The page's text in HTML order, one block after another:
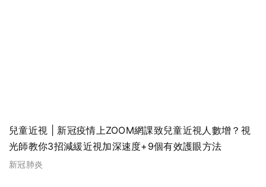
兒童近視 | 新冠疫情上ZOOM網課致兒童近視人數增？視
光師教你3招減緩近視加深速度+9個有效護眼方法
新冠肺炎